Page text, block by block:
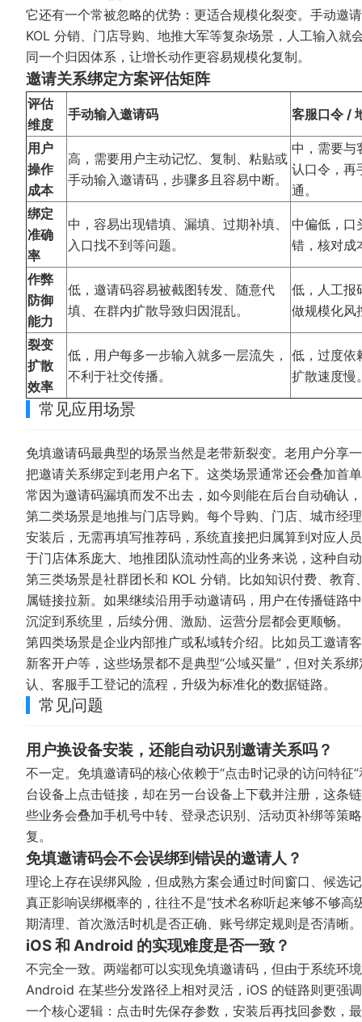
它还有一个常被忽略的优势：更适合规模化裂变。手动邀
KOL 分销、门店导购、地推大军等复杂场景，人工输入
同一个归因体系，让增长动作更容易规模化复制。
邀请关系绑定方案评估矩阵
评估
维度
手动输入邀请码 客服口令 /
用户
操作
成本
高，需要用户主动记忆、复制、粘贴或
手动输入邀请码，步骤多且容易中断。
中，需要与
认口令，再
通。
绑定
准确
率
中，容易出现错填、漏填、过期补填、
入口找不到等问题。
中偏低，口
错，核对成
作弊
防御
能力
低，邀请码容易被截图转发、随意代
填、在群内扩散导致归因混乱。
低，人工报
做规模化风
裂变
扩散
效率
低，用户每多一步输入就多一层流失，
不利于社交传播。
低，过度依
扩散速度慢
常见应用场景
免填邀请码最典型的场景当然是老带新裂变。老用户分享
把邀请关系绑定到老用户名下。这类场景通常还会叠加首
常因为邀请码漏填而发不出去，如今则能在后台自动确认
第二类场景是地推与门店导购。每个导购、门店、城市经
安装后，无需再填写推荐码，系统直接把归属算到对应人
于门店体系庞大、地推团队流动性高的业务来说，这种自
第三类场景是社群团长和 KOL 分销。比如知识付费、教
属链接拉新。如果继续沿用手动邀请码，用户在传播链路
沉淀到系统里，后续分佣、激励、运营分层都会更顺畅。
第四类场景是企业内部推广或私域转介绍。比如员工邀请
新客开户等，这些场景都不是典型“公域买量”，但对关系
认、客服手工登记的流程，升级为标准化的数据链路。
常见问题
用户换设备安装，还能自动识别邀请关系吗？
不一定。免填邀请码的核心依赖于“点击时记录的访问特
台设备上点击链接，却在另一台设备上下载并注册，这条
些业务会叠加手机号中转、登录态识别、活动页补绑等策
复。
免填邀请码会不会误绑到错误的邀请人？
理论上存在误绑风险，但成熟方案会通过时间窗口、候选
真正影响误绑概率的，往往不是“技术名称听起来够不够
期清理、首次激活时机是否正确、账号绑定规则是否清晰
iOS 和 Android 的实现难度是否一致？
不完全一致。两端都可以实现免填邀请码，但由于系统环
Android 在某些分发路径上相对灵活，iOS 的链路则更强
一个核心逻辑：点击时先保存参数，安装后再找回参数，